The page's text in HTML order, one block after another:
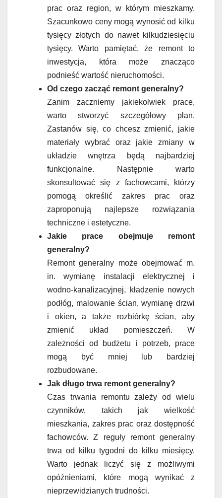
prac oraz region, w którym mieszkamy.
Szacunkowo ceny mogą wynosić od kilku
tysięcy złotych do nawet kilkudziesięciu
tysięcy. Warto pamiętać, że remont to
inwestycja, która może znacząco
podnieść wartość nieruchomości.
Od czego zacząć remont generalny?
Zanim zaczniemy jakiekolwiek prace,
warto stworzyć szczegółowy plan.
Zastanów się, co chcesz zmienić, jakie
materiały wybrać oraz jakie zmiany w
układzie wnętrza będą najbardziej
funkcjonalne. Następnie warto
skonsultować się z fachowcami, którzy
pomogą określić zakres prac oraz
zaproponują najlepsze rozwiązania
techniczne i estetyczne.
Jakie prace obejmuje remont
generalny?
Remont generalny może obejmować m.
in. wymianę instalacji elektrycznej i
wodno-kanalizacyjnej, kładzenie nowych
podłóg, malowanie ścian, wymianę drzwi
i okien, a także rozbiórkę ścian, aby
zmienić układ pomieszczeń. W
zależności od budżetu i potrzeb, prace
mogą być mniej lub bardziej
rozbudowane.
Jak długo trwa remont generalny?
Czas trwania remontu zależy od wielu
czynników, takich jak wielkość
mieszkania, zakres prac oraz dostępność
fachowców. Z reguły remont generalny
trwa od kilku tygodni do kilku miesięcy.
Warto jednak liczyć się z możliwymi
opóźnieniami, które mogą wynikać z
nieprzewidzianych trudności.